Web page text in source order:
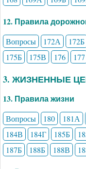
12. Правила
Вопросы 172А 172Б
175Б
175В 176 177
3. ЖИЗНЕННЫЕ
13. Правила жизни
Вопросы 180 181А
184В
184Г 185Б
187Б
188Б 188В